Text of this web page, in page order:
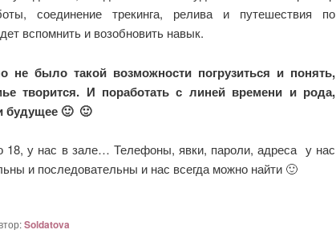
соединение трекинга, релива и путешествия по
вспомнить и возобновить навык.
не было такой возможности погрузиться и понять,
творится. И поработать с линей времени и рода,
будущее 🙂 🙂
18, у нас в зале… Телефоны, явки, пароли, адреса у нас
и последовательны и нас всегда можно найти 🙂
Soldatova